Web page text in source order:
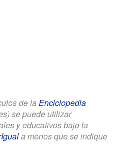
de la Enciclopedia
se puede utilizar
y educativos bajo la
a menos que se indique